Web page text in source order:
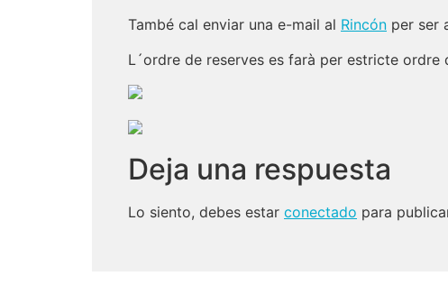
També cal enviar una e-mail al Rincón per ser
L´ordre de reserves es farà per estricte ordre
Deja una respuesta
Lo siento, debes estar conectado para